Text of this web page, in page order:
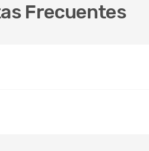
Frecuentes